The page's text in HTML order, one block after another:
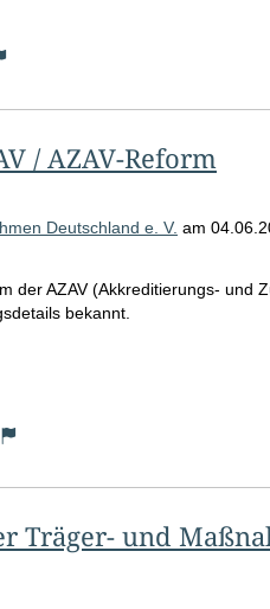
/ AZAV-Reform
Deutschland e. V. am
der AZAV (Akkreditierungs- und
bekannt.
Träger- und